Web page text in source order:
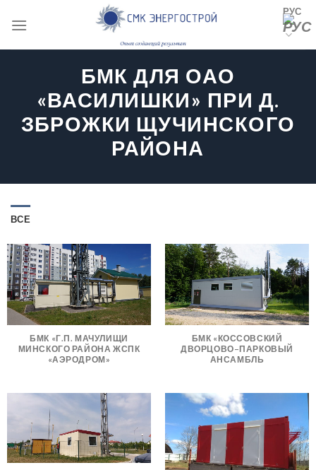
РУС
БМК ДЛЯ ОАО
«ВАСИЛИШКИ» ПРИ Д.
ЗБРОЖКИ ЩУЧИНСКОГО
РАЙОНА
ВСЕ
БМК «Г.П. МАЧУЛИЩИ
МИНСКОГО РАЙОНА ЖСПК
«АЭРОДРОМ»
БМК «КОССОВСКИЙ
ДВОРЦОВО–ПАРКОВЫЙ
АНСАМБЛЬ